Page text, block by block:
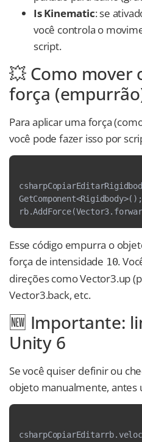
Is Kinematic: se
você controla o
script.
💥 Como mover
força
Para aplicar uma força
você pode fazer isso por
GetComponent<Rigidbody>();
Esse código empurra o
força de intensidade 10.
direções como Vector3.up
Vector3.back, etc.
🆕 Importante:
Unity 6
Se você quiser definir ou
objeto manualmente, antes